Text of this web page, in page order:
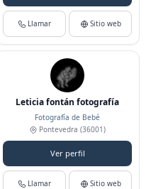
Llamar Sitio web
Leticia fontán fotografía
Fotografía de Bebé
Pontevedra (36001)
Ver perfil
Llamar Sitio web